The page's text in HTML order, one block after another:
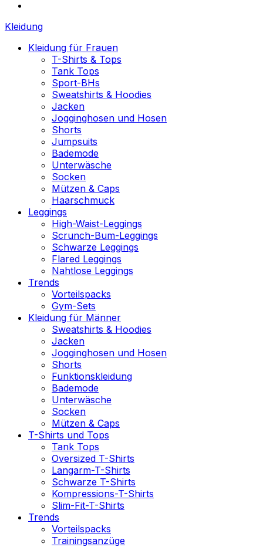
Kleidung
Kleidung für Frauen
T-Shirts & Tops
Tank Tops
Sport-BHs
Sweatshirts & Hoodies
Jacken
Jogginghosen und Hosen
Shorts
Jumpsuits
Bademode
Unterwäsche
Socken
Mützen & Caps
Haarschmuck
Leggings
High-Waist-Leggings
Scrunch-Bum-Leggings
Schwarze Leggings
Flared Leggings
Nahtlose Leggings
Trends
Vorteilspacks
Gym-Sets
Kleidung für Männer
Sweatshirts & Hoodies
Jacken
Jogginghosen und Hosen
Shorts
Funktionskleidung
Bademode
Unterwäsche
Socken
Mützen & Caps
T-Shirts und Tops
Tank Tops
Oversized T-Shirts
Langarm-T-Shirts
Schwarze T-Shirts
Kompressions-T-Shirts
Slim-Fit-T-Shirts
Trends
Vorteilspacks
Trainingsanzüge